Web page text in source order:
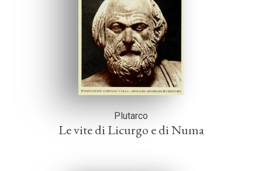
Plutarco
Le vite di Licurgo e di Numa